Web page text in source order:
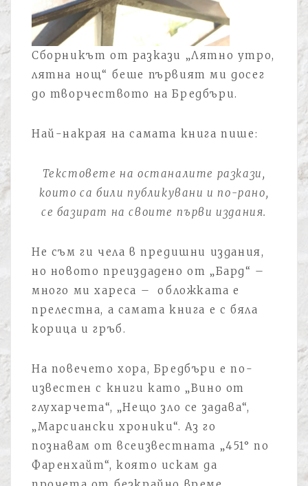
Сборникът от разкази „Лятно утро,
лятна нощ“ беше първият ми досег
до творчеството на Бредбъри.
Най-накрая на самата книга пише:
Текстовете на останалите разкази,
които са били публикувани и по-рано,
се базират на своите първи издания.
Не съм ги чела в предишни издания,
но новото преиздадено от „Бард“ –
много ми хареса – обложката е
прелестна, а самата книга е с бяла
корица и гръб.
На повечето хора, Бредбъри е по-
известен с книги като „Вино от
глухарчета“, „Нещо зло се задава“,
„Марсиански хроники“. Аз го
познавам от всеизвестната „451° по
Фаренхайт“, която искам да